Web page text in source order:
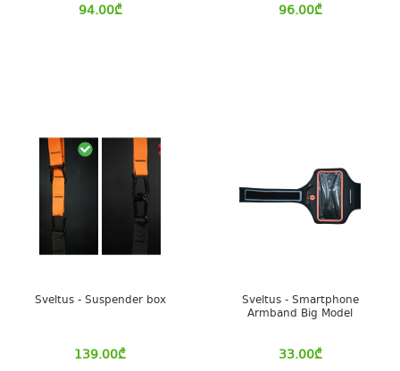
94.00₾ 96.00₾
Sveltus - Suspender box
139.00₾
Sveltus - Smartphone
Armband Big Model
33.00₾